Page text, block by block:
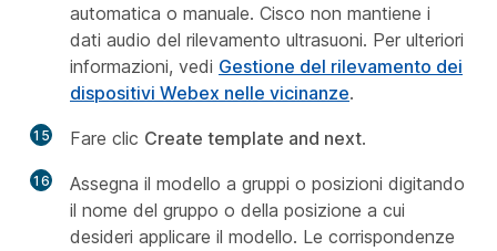
automatica o manuale. Cisco non mantiene i
dati audio del rilevamento ultrasuoni. Per ulteriori
informazioni, vedi Gestione del rilevamento dei
dispositivi Webex nelle vicinanze.
15 Fare clic Create template and next.
16
Assegna il modello a gruppi o posizioni digitando
il nome del gruppo o della posizione a cui
desideri applicare il modello. Le corrispondenze